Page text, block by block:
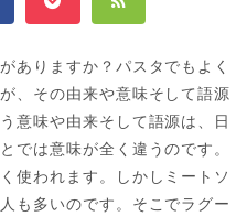
ありますか？パスタでもよく
、その由来や意味そして語源
意味や由来そして語源は、日
では意味が全く違うのです。
使われます。しかしミートソ
も多いのです。そこでラグー